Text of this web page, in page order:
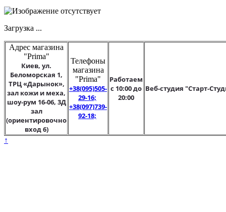
Загрузка ...
Адрес магазина
"Prima"
Киев, ул.
Беломорская 1,
ТРЦ «Дарынок»,
зал кожи и меха,
шоу-рум 16-06, 3Д
зал
(ориентировочно
вход 6)
Телефоны
магазина
"Prima"
+38(095)505-
29-16;
+38(097)739-
92-18;
Работаем
с 10:00 до
20:00
Веб-студия "Старт-
↑